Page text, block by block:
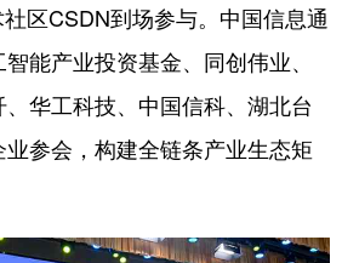
日本語 한국어
区CSDN到场参与。中国信息通
能产业投资基金、同创伟业、
华工科技、中国信科、湖北台
参会，构建全链条产业生态矩